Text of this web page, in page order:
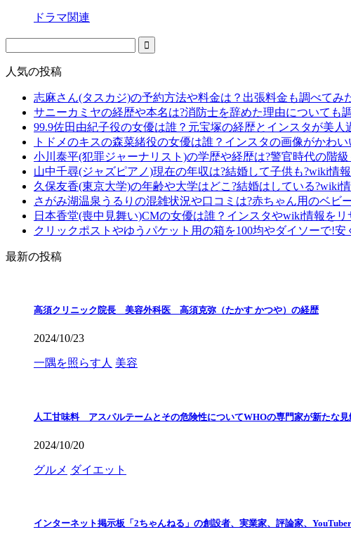
ドラマ関連
人気の投稿
志麻さん(タスカジ)の予約方法や料金は？出張料金も調べてみ
サニーカミヤの経歴や本名は?消防士を辞めた理由についても調
99.9佐田由紀子役の女優は誰？元宝塚の経歴とインスタが美人
トドメのキスの森菜緒役の女優は誰？インスタの画像がかわい
小川泰平(犯罪ジャーナリスト)の学歴や経歴は?警官時代の階級
山中千尋(ジャズピアノ)現在の年収は?結婚して子供も?wiki情
久保友香(東京大学)の年齢や大学はどこ?結婚はしている?wiki
さがみ湖温泉うるりの混雑状況や口コミは?赤ちゃん用のベビ
日本香堂(喪中見舞い)CMの女優は誰？インスタやwiki情報をリ
クリックポストやゆうパケット用の箱を100均やダイソーで!安
最新の投稿
高須クリニック院長 美容外科医 高須克弥（たかす かつや）の経歴
2024/10/23
一隅を照らす人 美容
人工甘味料 アスパルテームとその危険性についてWHOの専門家が新たな見
2024/10/20
グルメ ダイエット
インターネット掲示板「2ちゃんねる」の創設者、実業家、評論家、